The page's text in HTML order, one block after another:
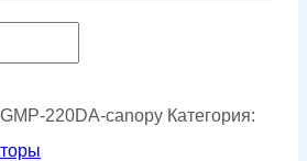
220DA-canopy Категория: